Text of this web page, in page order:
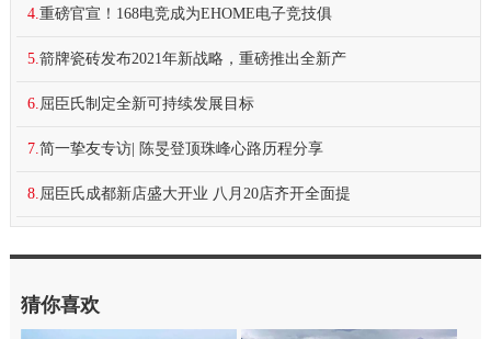
4.重磅官宣！168电竞成为EHOME电子竞技俱
5.箭牌瓷砖发布2021年新战略，重磅推出全新产
6.屈臣氏制定全新可持续发展目标
7.简一挚友专访| 陈旻登顶珠峰心路历程分享
8.屈臣氏成都新店盛大开业 八月20店齐开全面提
猜你喜欢